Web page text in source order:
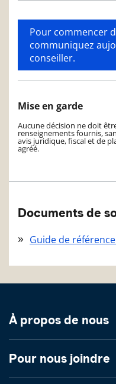
Pour commencer
communiquez
conseiller.
Mise en garde
Aucune décision ne doit
renseignements fournis,
avis juridique, fiscal et de
agréé.
Documents de
Guide de
À propos de nous
Pour nous joindre